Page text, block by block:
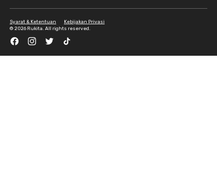
© 2026 Rukita. All rights reserved.
Syarat & Ketentuan Kebijakan Privasi
FacebookInstagramTwitter TikTok